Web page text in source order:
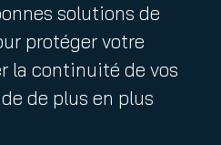
solutions de
protéger votre
la continuité de vos
de plus en plus